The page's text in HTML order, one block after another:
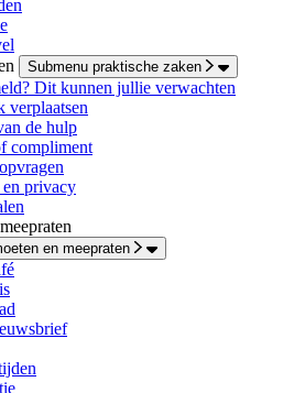
Submenu praktische zaken
Dit kunnen jullie verwachten
verplaatsen
de hulp
compliment
en privacy
en meepraten